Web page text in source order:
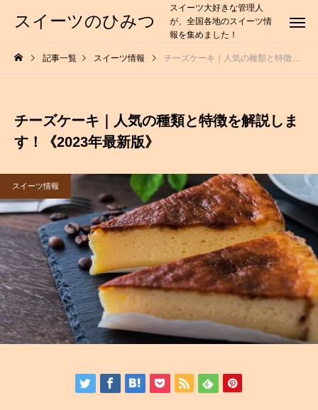
スイーツのひみつ
スイーツ大好きな管理人
が、全国各地のスイーツ情
報を集めました！
記事一覧 スイーツ情報 チーズケーキ｜人気の種類と特徴を解説します！《2023年最新版》
チーズケーキ｜人気の種類と特徴を解説しま
す！《2023年最新版》
スイーツ情報